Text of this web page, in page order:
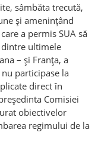
sâmbăta trecută,
și amenințând
a permis SUA să
dintre ultimele
– și Franța, a
participase la
direct în
Comisiei
obiectivelor
regimului de la